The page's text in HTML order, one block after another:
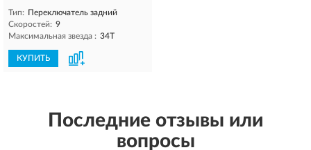
Тип: Переключатель задний
Скоростей: 9
Максимальная звезда : 34T
КУПИТЬ
Последние отзывы или
вопросы